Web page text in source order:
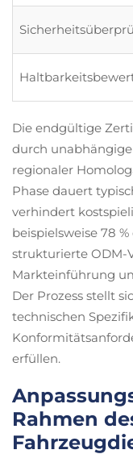
Die endgültige
durch
regionaler
Phase dauert
verhindert
beispielsweise 78
strukturierte ODM-
Markteinführung
Der Prozess stellt
technischen
erfüllen.
Rahmen